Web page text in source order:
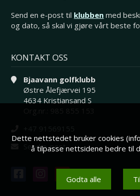
Send en e-post til klubben med
og dato, så skal vi gjøre vårt beste
KONTAKT OSS
Bjaavann golfklubb
Østre Ålefjærvei 195
4634 Kristiansand S
Send e-post
Dette nettstedet bruker cookies
å tilpasse nettsidene bedre til
Godta alle